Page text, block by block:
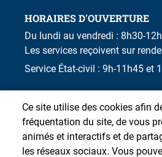
HORAIRES D'OUVERTURE
Du lundi au vendredi : 8h30-
Les services reçoivent sur
Service État-civil : 9h-11h45 et
Ce site utilise des cookies afin
fréquentation du site, de vous
animés et interactifs et de
les réseaux sociaux. Vous